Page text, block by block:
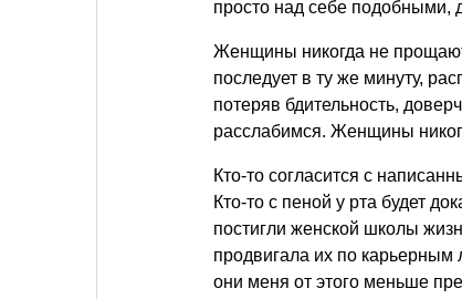
просто над себе подобными,
Женщины никогда не
последует в ту же минуту,
потеряв бдительность,
расслабимся. Женщины
Кто-то согласится с
Кто-то с пеной у рта будет
постигли женской школы
продвигала их по карьерным
они меня от этого меньше